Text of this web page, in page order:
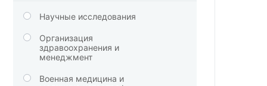
Научные исследования
Организация
здравоохранения и
менеджмент
Военная медицина и